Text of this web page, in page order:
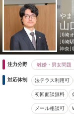
やま
山
川崎
川崎駅
神奈
注力分野 離婚・男女問題
対応体制 法テラス利用可
初回面談無料
メール相談可